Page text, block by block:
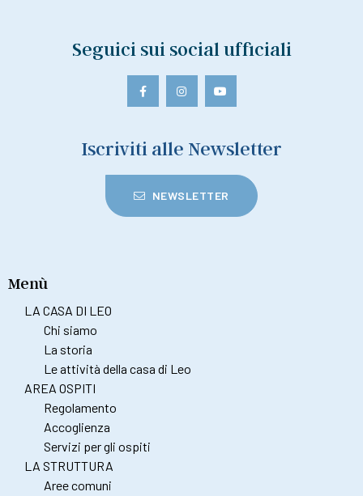
Seguici sui social ufficiali
Iscriviti alle Newsletter
NEWSLETTER
Menù
LA CASA DI LEO
Chi siamo
La storia
Le attività della casa di Leo
AREA OSPITI
Regolamento
Accoglienza
Servizi per gli ospiti
LA STRUTTURA
Aree comuni